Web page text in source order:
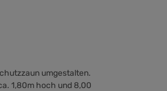
umgestalten.
1,80m hoch und 8,00